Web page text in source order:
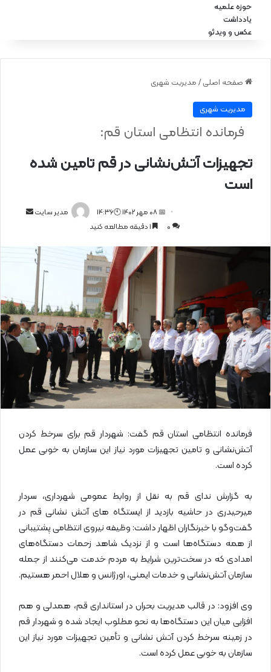
حوزه علمیه
یادداشت
عکس و ویدئو
صفحه اصلی / مدیریت شهری
مدیریت شهری
تجهیزات آتش‌نشانی در قم تامین شده
است
فرمانده انتظامی استان قم:
مدیر سایت
م
ی
ل
📅 08 مهر 1402 🕙14:36
0
فرمانده انتظامی استان قم گفت: شهردار قم برای سرخط کردن
آتش‌نشانی و تامین تجهیزات مورد نیاز این سازمان به خوبی عمل
کرده است.
به گزارش ندای قم به نقل از روابط عمومی شهرداری، سردار
میرحیدری در حاشیه بازدید از ایستگاه های آتش نشانی قم در
گفت‌وگو با خبرنگاران اظهار داشت: وظیفه نیروی انتظامی پشتیبانی
از همه دستگاه‌ها است و از نزدیک شاهد زحمات دستگاه‌های
امدادی که در سخت‌ترین شرایط به مردم خدمت می‌کنند از جمله
سازمان آتش‌نشانی و خدمات ایمنی، اورژانس و هلال احمر هستیم.
وی افزود: در قالب مدیریت بحران در استانداری قم، همدلی و هم
افزایی میان این دستگاه‌ها به نحو مطلوب ایجاد شده و شهردار قم
در زمینه سرخط کردن آتش نشانی و تأمین تجهیزات مورد نیاز این
سازمان به خوبی عمل کرده است.